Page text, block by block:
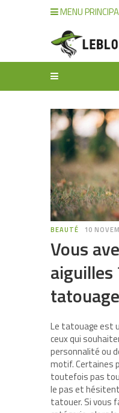
MENU
BEAUTÉ 10
Vous
aiguilles
Le tatouage est
ceux qui
personnalité ou
motif. Certaines
toutefois pas
le pas et
tatouer. Si vous